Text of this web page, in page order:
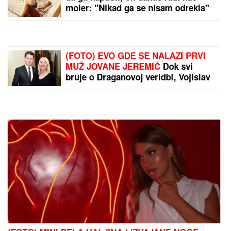
SKANDAL NA BALKANU!
"ĆUTALA SAM GODINU
DANA, ALI VIŠE NEĆU"
Jovana Jeremić nakon
veridbe Dragana
PREPORUKA ZA VAS